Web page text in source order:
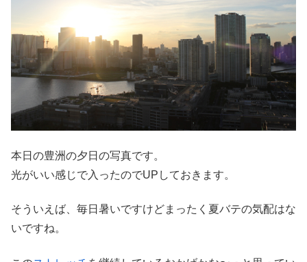
本日の豊洲の夕日の写真です。
光がいい感じで入ったのでUPしておきます。
そういえば、毎日暑いですけどまったく夏バテの気配はな
いですね。